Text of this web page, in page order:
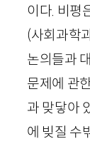
이다. 비평
(사회과학
논의들과
문제에 관
과 맞닿아
에 빚질 수